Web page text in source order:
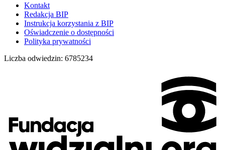
Kontakt
Redakcja BIP
Instrukcja korzystania z BIP
Oświadczenie o dostępności
Polityka prywatności
Liczba odwiedzin: 6785234